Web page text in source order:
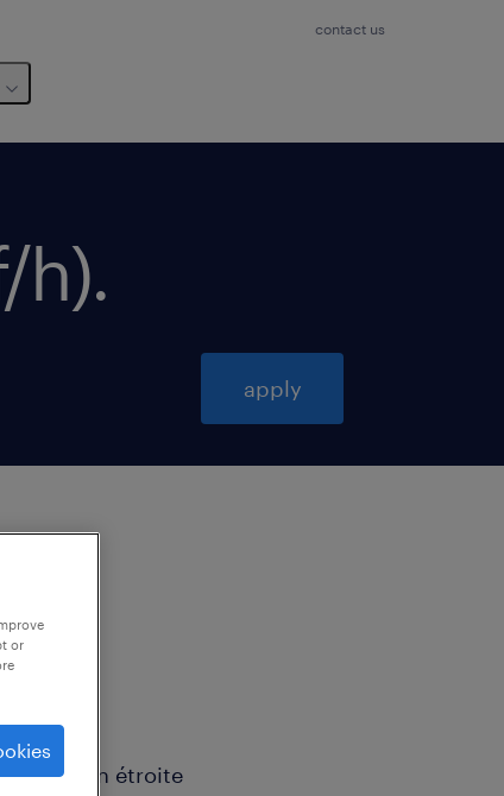
contact us
h).
apply
en étroite
or